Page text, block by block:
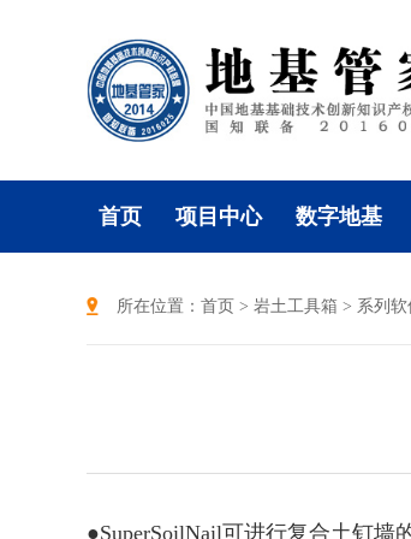
首页 项目中心 数字地基
所在位置： 首页 > 岩土工具箱 > 系列软
●SuperSoilNail可进行复合土钉墙